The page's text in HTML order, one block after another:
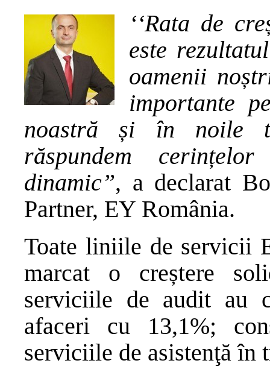
‘‘Rata de
este
oamenii
importante
noastră și în noile
răspundem
dinamic”, a declarat
Partner, EY România.
Toate liniile de servicii
marcat o creștere
serviciile de audit au
afaceri cu 13,1%;
serviciile de asistenţă în